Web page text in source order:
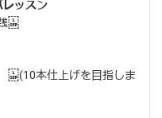
ッスン
践
(10本仕上げを目指しま